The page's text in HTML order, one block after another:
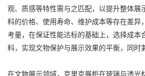
观、质感等特性需与之匹配，以提升整体展
料的价格、使用寿命、维护成本等存在差异
考量，在保证性能达标的基础上，选择成本
料，实现文物保护与展示效果的平衡，同时
在文物展示领域，克里克展柜在玻璃与透光